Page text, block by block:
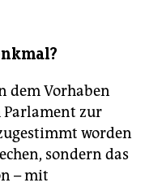
dem Vorhaben
Parlament zur
worden
sondern das
– mit